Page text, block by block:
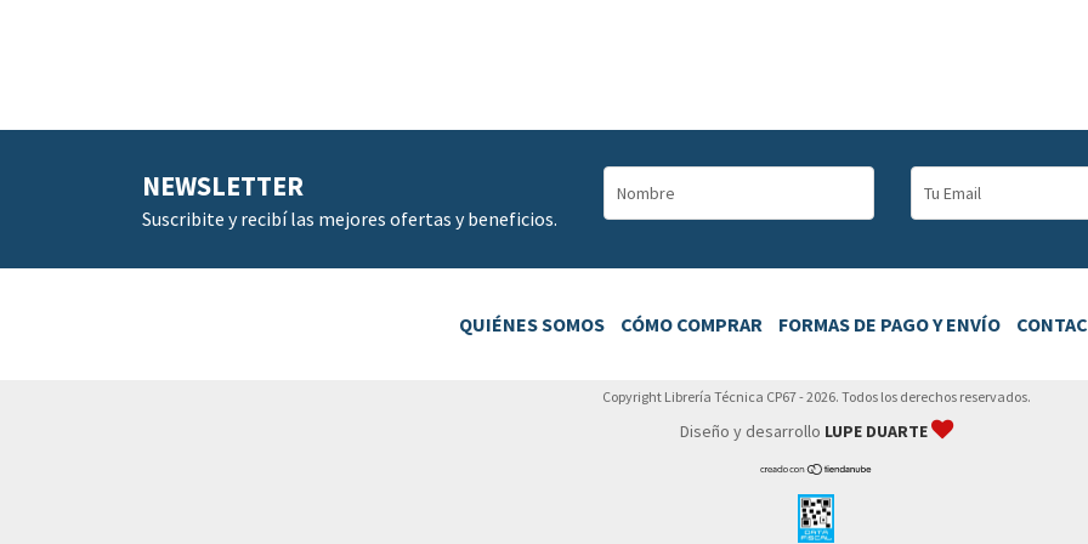
NEWSLETTER
Suscribite y recibí las mejores ofertas y beneficios.
QUIÉNES SOMOS CÓMO COMPRAR FORMAS DE PAGO Y ENVÍO
Copyright Librería Técnica CP67 - 2026. Todos los derechos reservados.
Diseño y desarrollo LUPE DUARTE